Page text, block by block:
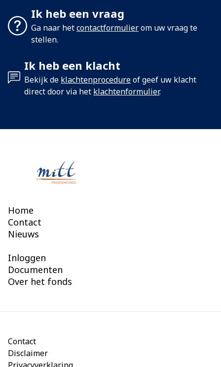
Ik heb een vraag
Ga naar hetcontactformulierom uw vraag te
stellen.
Ik heb een klacht
Bekijk de klachtenprocedureof geef uw klacht
direct door via het klachtenformulier.
Home
Contact
Nieuws
Inloggen
Documenten
Over het fonds
Contact
Disclaimer